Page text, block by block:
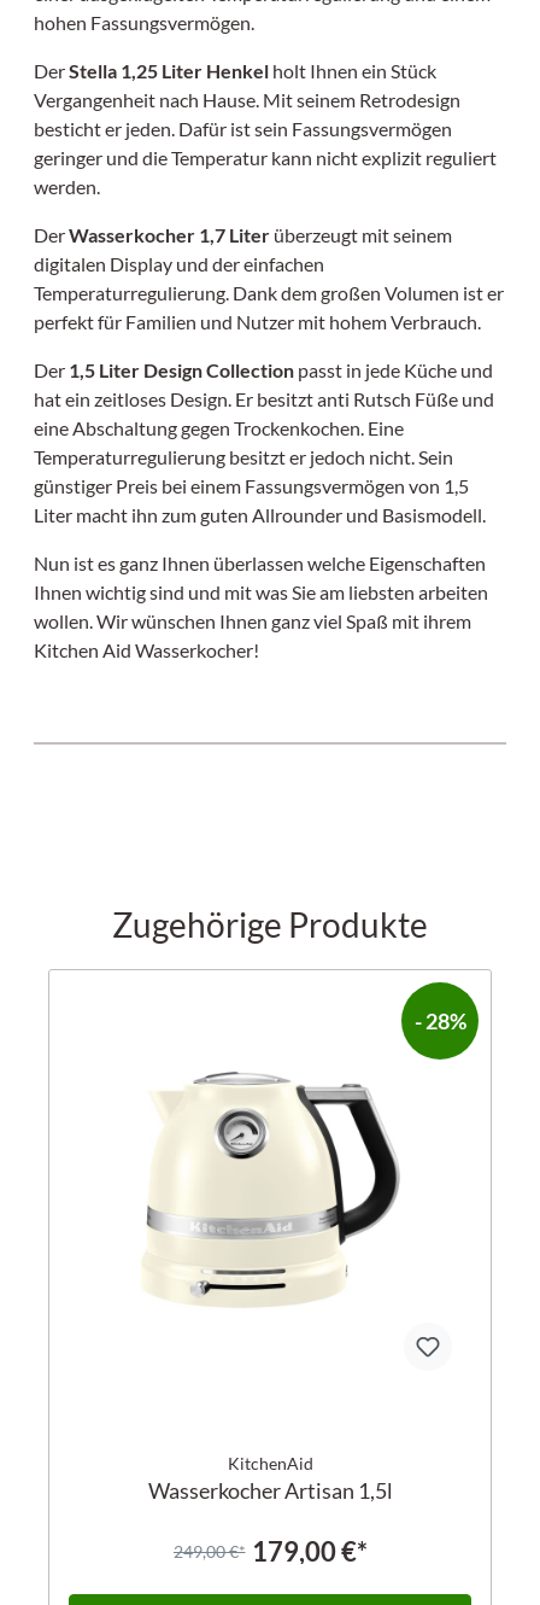
hohen Fassungsvermögen.
DerStella 1,25 Liter Henkel holt Ihnen ein Stück
Vergangenheit nach Hause. Mit seinem Retrodesign
besticht er jeden. Dafür ist sein Fassungsvermögen
geringer und die Temperatur kann nicht explizit reguliert
werden.
DerWasserkocher 1,7 Liter überzeugt mit seinem
digitalen Display und der einfachen
Temperaturregulierung. Dank dem großen Volumen ist er
perfekt für Familien und Nutzer mit hohem Verbrauch.
Der 1,5 Liter Design Collection passt in jede Küche und
hat ein zeitloses Design. Er besitzt anti Rutsch Füße und
eine Abschaltung gegen Trockenkochen. Eine
Temperaturregulierung besitzt er jedoch nicht. Sein
günstiger Preis bei einem Fassungsvermögen von 1,5
Liter macht ihn zum guten Allrounder und Basismodell.
Nun ist es ganz Ihnen überlassen welche Eigenschaften
Ihnen wichtig sind und mit was Sie am liebsten arbeiten
wollen. Wir wünschen Ihnen ganz viel Spaß mit ihrem
Kitchen Aid Wasserkocher!
Zugehörige Produkte
- 28%
KitchenAid
Wasserkocher Artisan 1,5l
179,00 €*
249,00 €*